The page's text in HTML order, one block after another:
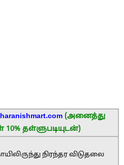
(அனைத்து
தள்ளுபடியுடன்)